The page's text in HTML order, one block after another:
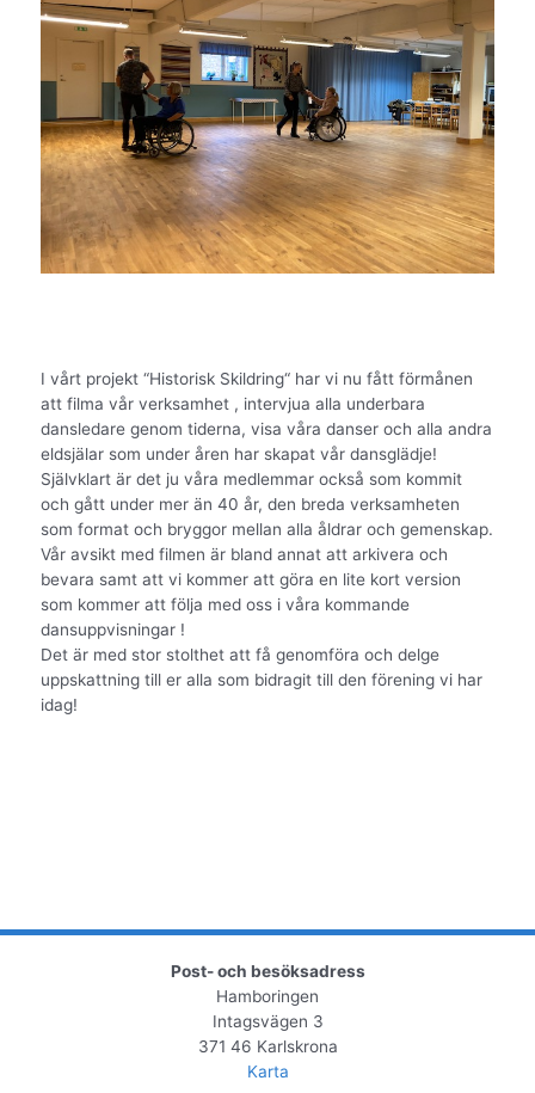
I vårt projekt “Historisk Skildring“ har vi nu fått förmånen
att filma vår verksamhet , intervjua alla underbara
dansledare genom tiderna, visa våra danser och alla andra
eldsjälar som under åren har skapat vår dansglädje!
Självklart är det ju våra medlemmar också som kommit
och gått under mer än 40 år, den breda verksamheten
som format och bryggor mellan alla åldrar och gemenskap.
Vår avsikt med filmen är bland annat att arkivera och
bevara samt att vi kommer att göra en lite kort version
som kommer att följa med oss i våra kommande
dansuppvisningar !
Det är med stor stolthet att få genomföra och delge
uppskattning till er alla som bidragit till den förening vi har
idag!
Post- och besöksadress
Hamboringen
Intagsvägen 3
371 46 Karlskrona
Karta